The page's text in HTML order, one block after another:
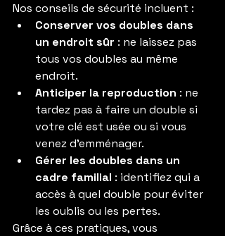
Nos conseils de sécurité incluent :
Conserver vos doubles dans
un endroit sûr : ne laissez pas
tous vos doubles au même
endroit.
Anticiper la reproduction : ne
tardez pas à faire un double si
votre clé est usée ou si vous
venez d’emménager.
Gérer les doubles dans un
cadre familial : identifiez qui a
accès à quel double pour éviter
les oublis ou les pertes.
Grâce à ces pratiques, vous